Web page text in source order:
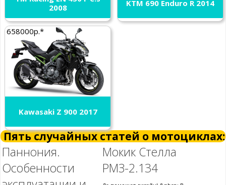
2008
KTM 690 Enduro R 2014
658000р.*
Kawasaki Z 900 2017
Пять случайных статей о мотоциклах:
Паннония.
Особенности
Мокик Стелла
РМЗ-2.134